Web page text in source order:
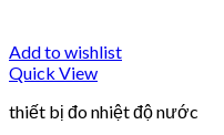
Add to wishlist
Quick View
thiết bị đo nhiệt độ nước